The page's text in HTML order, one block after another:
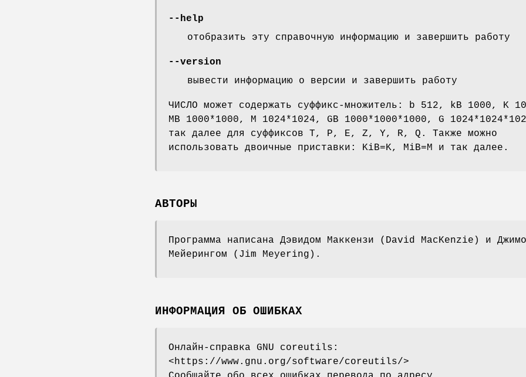
--help
отобразить эту справочную информацию и завершить работу
--version
вывести информацию о версии и завершить работу
ЧИСЛО может содержать суффикс-множитель: b 512, kB 1000, K
MB 1000*1000, M 1024*1024, GB 1000*1000*1000, G
так далее для суффиксов T, P, E, Z, Y, R, Q. Также можно
использовать двоичные приставки: KiB=K, MiB=M и так далее.
АВТОРЫ
Программа написана Дэвидом Маккензи (David MacKenzie) и
Мейерингом (Jim Meyering).
ИНФОРМАЦИЯ ОБ ОШИБКАХ
Онлайн-справка GNU coreutils:
<https://www.gnu.org/software/coreutils/>